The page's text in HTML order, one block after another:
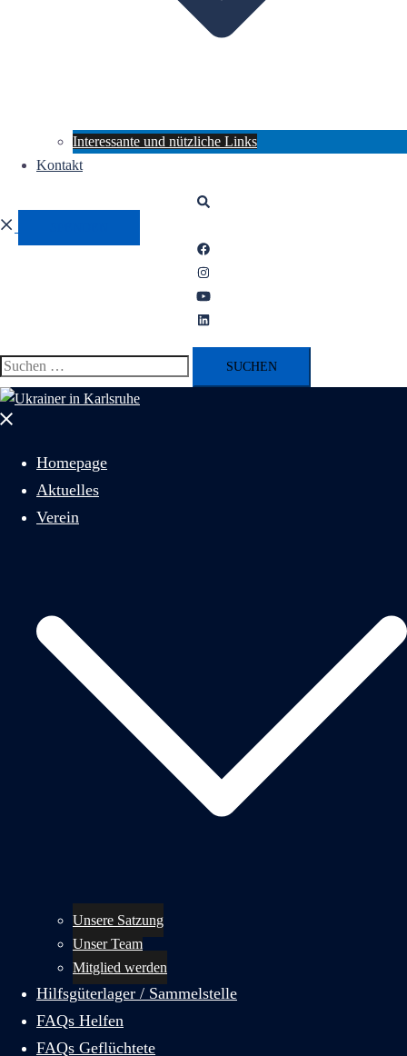
Interessante und nützliche Links
Kontakt
Homepage
Aktuelles
Verein
Unsere Satzung
Unser Team
Mitglied werden
Hilfsgüterlager / Sammelstelle
FAQs Helfen
FAQs Geflüchtete